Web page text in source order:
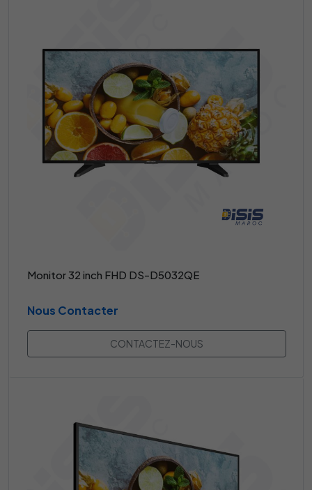
Monitor 32 inch FHD DS-D5032QE
Nous Contacter
CONTACTEZ-NOUS